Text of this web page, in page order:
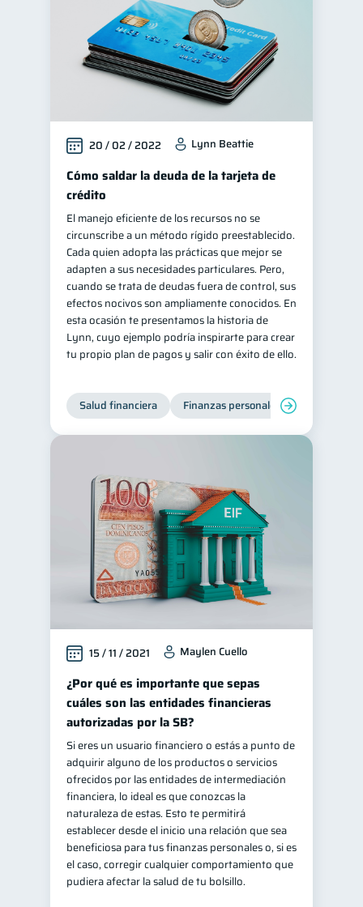
20 / 02 / 2022 Lynn Beattie
Cómo saldar la deuda de la tarjeta de
crédito
El manejo eficiente de los recursos no se
circunscribe a un método rígido preestablecido.
Cada quien adopta las prácticas que mejor se
adapten a sus necesidades particulares. Pero,
cuando se trata de deudas fuera de control, sus
efectos nocivos son ampliamente conocidos. En
esta ocasión te presentamos la historia de
Lynn, cuyo ejemplo podría inspirarte para crear
tu propio plan de pagos y salir con éxito de ello.
Salud financiera Finanzas personales
15 / 11 / 2021 Maylen Cuello
¿Por qué es importante que sepas
cuáles son las entidades financieras
autorizadas por la SB?
Si eres un usuario financiero o estás a punto de
adquirir alguno de los productos o servicios
ofrecidos por las entidades de intermediación
financiera, lo ideal es que conozcas la
naturaleza de estas. Esto te permitirá
establecer desde el inicio una relación que sea
beneficiosa para tus finanzas personales o, si es
el caso, corregir cualquier comportamiento que
pudiera afectar la salud de tu bolsillo.